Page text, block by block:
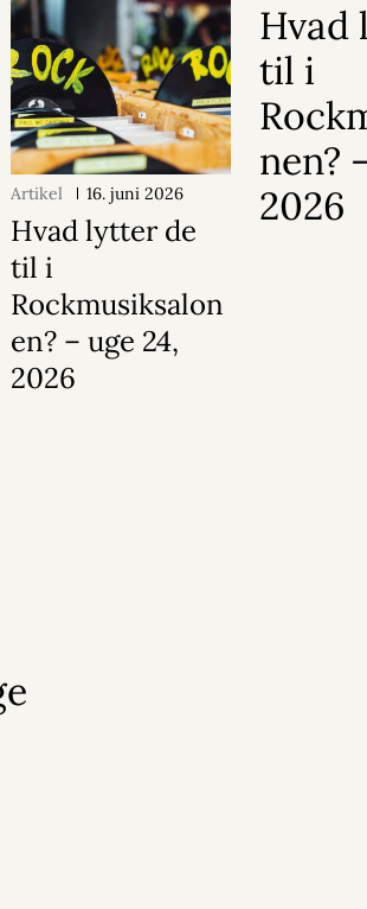
Artikel 16. juni 2026
Hvad lytter de
til i
Rockmusiksalon
en? – uge 24,
2026
Hvad
til i
nen?
2026